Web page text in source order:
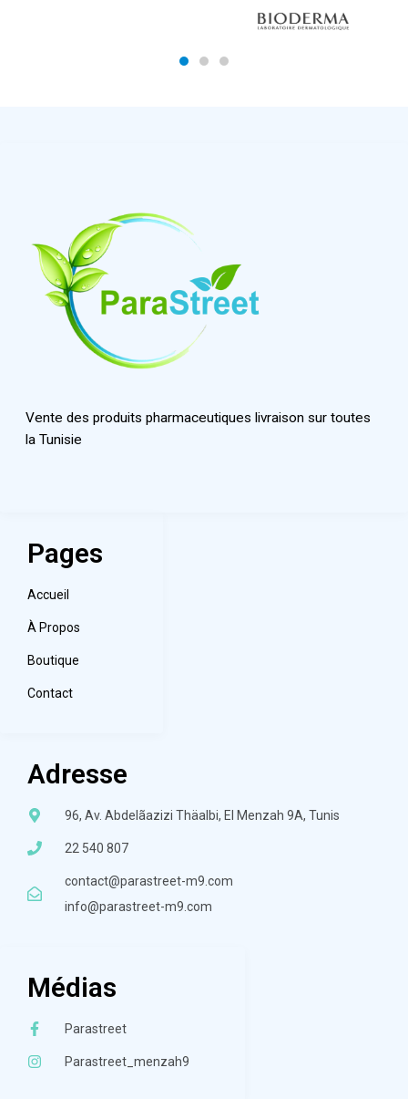
Vente des produits pharmaceutiques livraison sur toutes
la Tunisie
Pages
Accueil
À Propos
Boutique
Contact
Adresse
96, Av. Abdelãazizi Thäalbi, El Menzah 9A, Tunis
22 540 807
contact@parastreet-m9.com
info@parastreet-m9.com
Médias
Parastreet
Parastreet_menzah9